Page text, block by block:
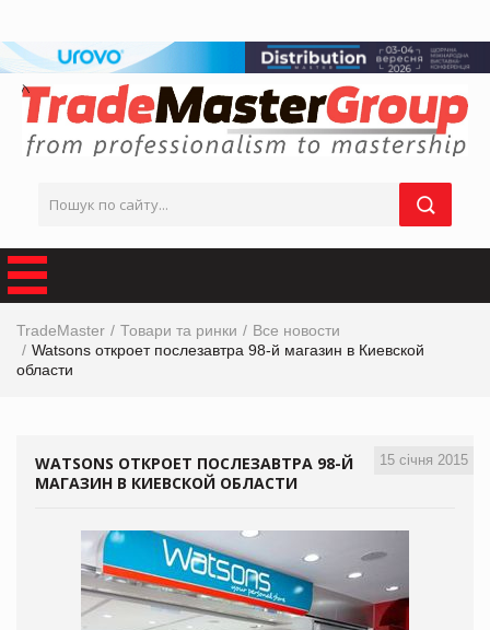
TradeMaster Товари та ринки
Все новости
Watsons откроет послезавтра 98-й магазин в Киевской
области
15 січня 2015
WATSONS ОТКРОЕТ ПОСЛЕЗАВТРА 98-Й
МАГАЗИН В КИЕВСКОЙ ОБЛАСТИ